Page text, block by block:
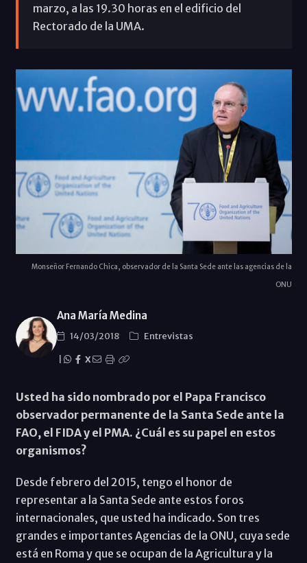
marzo, a las 19.30 horas en el edificio del
Rectorado de la UMA.
Monseñor Fernando Chica, observador de la Santa Sede ante las agencias de la
ONU
Ana María Medina
14/03/2018
Entrevistas
X
Usted ha sido nombrado por el Papa Francisco
observador permanente de la Santa Sede ante la
FAO, el FIDA y el PMA. ¿Cuál es su papel en estos
organismos?
Desde febrero del 2015, tengo el honor de
representar a la Santa Sede ante estos foros
internacionales, que usted ha indicado. Son tres
grandes e importantes Agencias de la ONU, cuya sede
está en Roma y que se ocupan de la Agricultura y la